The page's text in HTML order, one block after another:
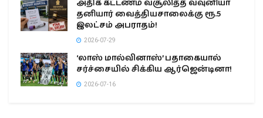
அதிக கட்டணம் வசூலித்த வவுனியா
தனியார் வைத்தியசாலைக்கு ரூ.5
இலட்சம் அபராதம்!
2026-07-29
‘லாஸ் மால்வினாஸ்’ பதாகையால்
சர்ச்சையில் சிக்கிய ஆர்ஜென்டினா!
2026-07-16